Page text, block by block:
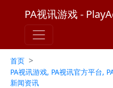
PA视讯游戏 -
首页 >
PA视讯游戏, PA视讯官方平台,
新闻资讯